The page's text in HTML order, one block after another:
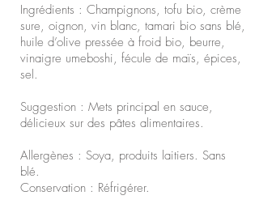
Ingrédients : Champignons, tofu bio, crème
sure, oignon, vin blanc, tamari bio sans blé,
huile d’olive pressée à froid bio, beurre,
vinaigre umeboshi, fécule de maïs, épices,
sel.
Suggestion : Mets principal en sauce,
délicieux sur des pâtes alimentaires.
Allergènes : Soya, produits laitiers. Sans
blé.
Conservation : Réfrigérer.